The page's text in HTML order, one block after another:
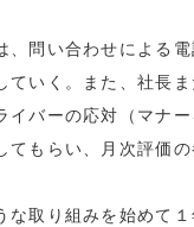
問い合わせによる電
ていく。また、社長
イバーの応対（マナ
てもらい、月次評価
取り組みを始めて１